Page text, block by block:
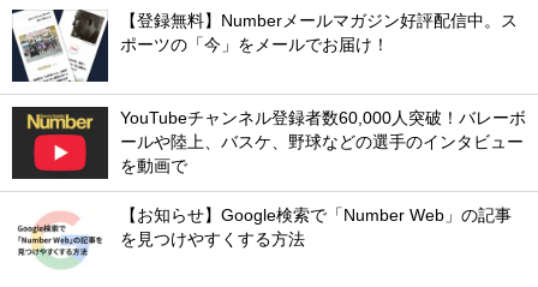
【登録無料】Numberメールマガジン好評配信中。ス
ポーツの「今」をメールでお届け！
YouTubeチャンネル登録者数60,000人突破！バレーボ
ールや陸上、バスケ、野球などの選手のインタビュー
を動画で
【お知らせ】Google検索で「Number Web」の記事
を見つけやすくする方法